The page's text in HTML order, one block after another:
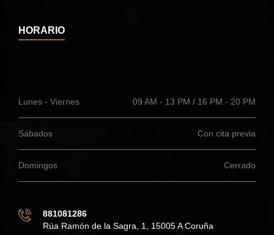
HORARIO
Lunes - Viernes 09 AM - 13 PM / 16 PM - 20 PM
Sábados Con cita previa
Domingos Cerrado
881081286
Rúa Ramón de la Sagra, 1, 15005 A Coruña